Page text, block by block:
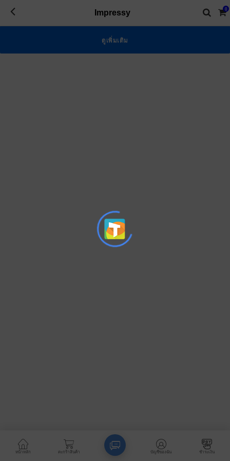
Impressy Impressy 0
ดูเพิ่มเติม
หน้าหลัก ตะกร้าสินค้า บัญชีของฉัน ชำระเงิน